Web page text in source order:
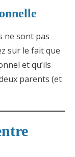
ne sont pas
sur le fait que
et qu’ils
parents (et